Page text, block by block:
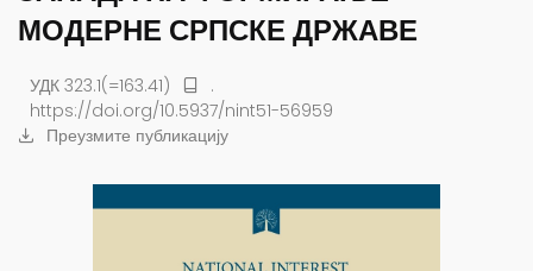
МОДЕРНЕ СРПСКЕ ДРЖАВЕ
УДК 323.1(=163.41)
.
https://doi.org/10.5937/nint51-56959
Преузмите публикацију